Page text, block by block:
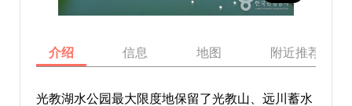
介绍 信息 地图 附近推荐景点
光教湖水公园最大限度地保留了光教山、远川蓄水